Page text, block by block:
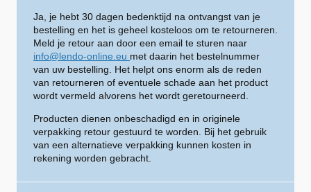
Ja, je hebt 30 dagen bedenktijd na ontvangst van je
bestelling en het is geheel kosteloos om te retourneren.
Meld je retour aan door een email te sturen naar
info@lendo-online.eu met daarin het bestelnummer
van uw bestelling. Het helpt ons enorm als de reden
van retourneren of eventuele schade aan het product
wordt vermeld alvorens het wordt geretourneerd.
Producten dienen onbeschadigd en in originele
verpakking retour gestuurd te worden. Bij het gebruik
van een alternatieve verpakking kunnen kosten in
rekening worden gebracht.